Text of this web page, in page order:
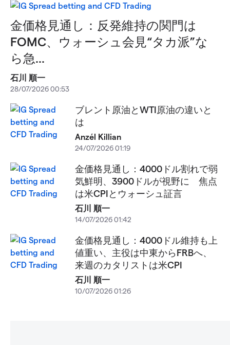
金価格見通し：反発維持の関門は
FOMC、ウォーシュ会見“タカ派”な
ら急...
石川 順一
28/07/2026 00:53
ブレント原油とWTI原油の違いと
は
Anzél Killian
24/07/2026 01:19
金価格見通し：4000ドル割れで弱
気鮮明、3900ドルが視野に 焦点
は米CPIとウォーシュ証言
石川 順一
14/07/2026 01:42
金価格見通し：4000ドル維持も上
値重い、主役は中東からFRBへ、
来週のカタリストは米CPI
石川 順一
10/07/2026 01:26